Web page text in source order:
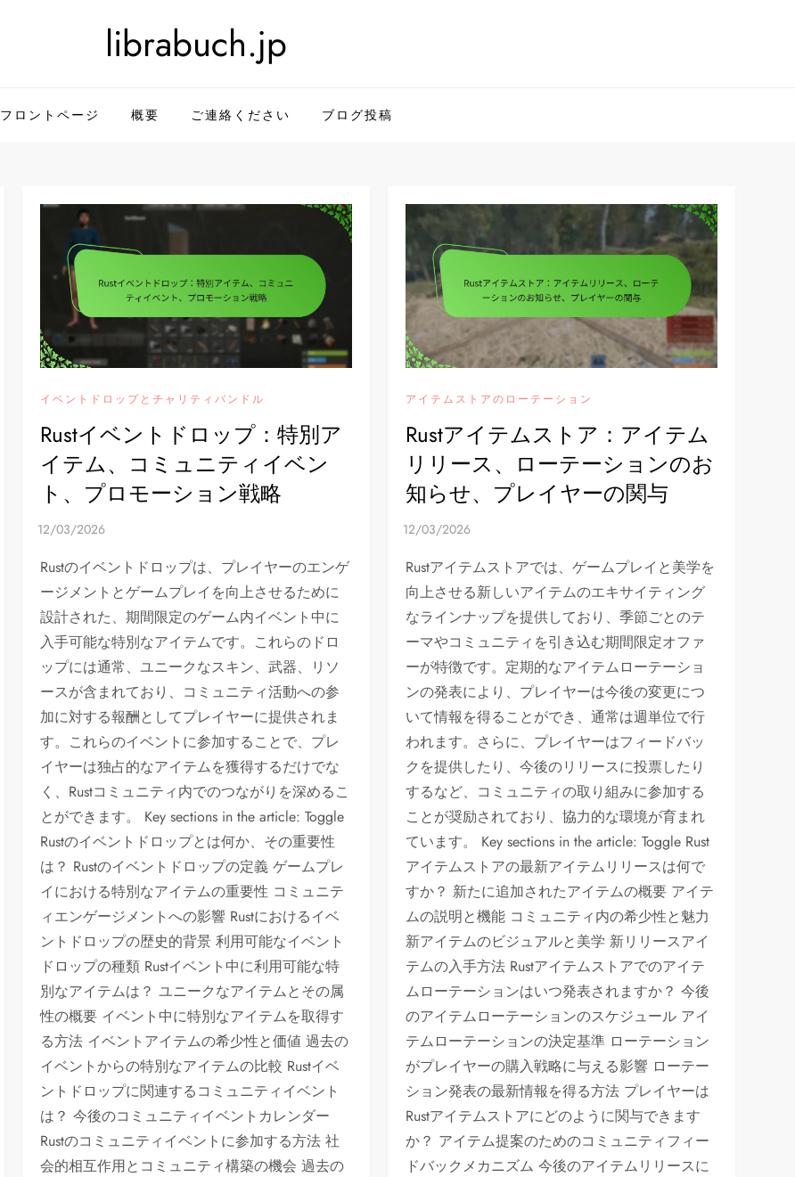
librabuch.jp
フロントページ 概要 ご連絡ください ブログ投稿
イベントドロップとチャリティバンドル
Rustイベントドロップ：特別ア
イテム、コミュニティイベン
ト、プロモーション戦略
Rustのイベントドロップは、プレイヤーのエンゲ
ージメントとゲームプレイを向上させるために
設計された、期間限定のゲーム内イベント中に
入手可能な特別なアイテムです。これらのドロ
ップには通常、ユニークなスキン、武器、リソ
ースが含まれており、コミュニティ活動への参
加に対する報酬としてプレイヤーに提供されま
す。これらのイベントに参加することで、プレ
イヤーは独占的なアイテムを獲得するだけでな
く、Rustコミュニティ内でのつながりを深めるこ
とができます。 Key sections in the article: Toggle
Rustのイベントドロップとは何か、その重要性
は？ Rustのイベントドロップの定義 ゲームプレ
イにおける特別なアイテムの重要性 コミュニテ
ィエンゲージメントへの影響 Rustにおけるイベ
ントドロップの歴史的背景 利用可能なイベント
ドロップの種類 Rustイベント中に利用可能な特
別なアイテムは？ ユニークなアイテムとその属
性の概要 イベント中に特別なアイテムを取得す
る方法 イベントアイテムの希少性と価値 過去の
イベントからの特別なアイテムの比較 Rustイベ
ントドロップに関連するコミュニティイベント
は？ 今後のコミュニティイベントカレンダー
Rustのコミュニティイベントに参加する方法 社
会的相互作用とコミュニティ構築の機会 過去の
アイテムストアのローテーション
Rustアイテムストア：アイテム
リリース、ローテーションのお
知らせ、プレイヤーの関与
Rustアイテムストアでは、ゲームプレイと美学を
向上させる新しいアイテムのエキサイティング
なラインナップを提供しており、季節ごとのテ
ーマやコミュニティを引き込む期間限定オファ
ーが特徴です。定期的なアイテムローテーショ
ンの発表により、プレイヤーは今後の変更につ
いて情報を得ることができ、通常は週単位で行
われます。さらに、プレイヤーはフィードバッ
クを提供したり、今後のリリースに投票したり
するなど、コミュニティの取り組みに参加する
ことが奨励されており、協力的な環境が育まれ
ています。 Key sections in the article: Toggle Rust
アイテムストアの最新アイテムリリースは何で
すか？ 新たに追加されたアイテムの概要 アイテ
ムの説明と機能 コミュニティ内の希少性と魅力
新アイテムのビジュアルと美学 新リリースアイ
テムの入手方法 Rustアイテムストアでのアイテ
ムローテーションはいつ発表されますか？ 今後
のアイテムローテーションのスケジュール アイ
テムローテーションの決定基準 ローテーション
がプレイヤーの購入戦略に与える影響 ローテー
ション発表の最新情報を得る方法 プレイヤーは
Rustアイテムストアにどのように関与できます
か？ アイテム提案のためのコミュニティフィー
ドバックメカニズム 今後のアイテムリリースに